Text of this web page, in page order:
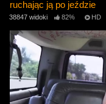
ruchając ją po jeździe
38847 widoki 82% HD